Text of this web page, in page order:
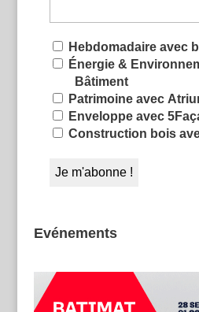
Hebdomadaire avec
Énergie &
Bâtiment
Patrimoine avec
Enveloppe avec
Construction bois
Evénements